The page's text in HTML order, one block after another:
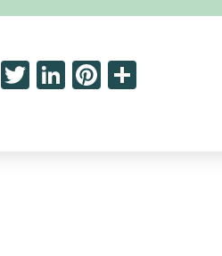
Facebook
Twitter
LinkedIn
Pinterest